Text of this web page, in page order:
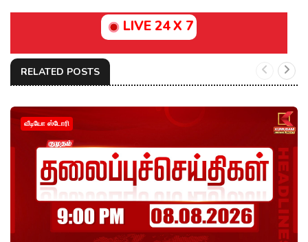
LIVE 24 X 7
RELATED POSTS
வீடியோ ஸ்டோரி